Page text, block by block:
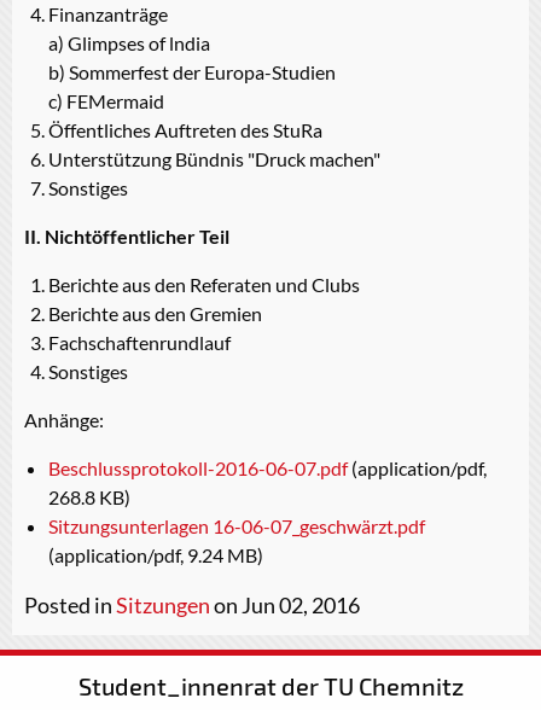
Finanzanträge
a) Glimpses of lndia
b) Sommerfest der Europa-Studien
c) FEMermaid
Öffentliches Auftreten des StuRa
Unterstützung Bündnis "Druck machen"
Sonstiges
II. Nichtöffentlicher Teil
Berichte aus den Referaten und Clubs
Berichte aus den Gremien
Fachschaftenrundlauf
Sonstiges
Anhänge:
Beschlussprotokoll-2016-06-07.pdf(application/pdf,
268.8 KB)
Sitzungsunterlagen 16-06-07_geschwärzt.pdf
(application/pdf, 9.24 MB)
Posted inSitzungenon Jun 02, 2016
Student_innenrat der TU Chemnitz